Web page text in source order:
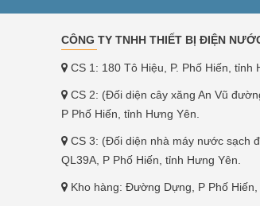
CÔNG TY TNHH THIẾT BỊ ĐIỆN
CS 1: 180 Tô Hiệu, P. Phố Hiến, tỉnh
CS 2: (Đối diện cây xăng An Vũ
P Phố Hiến, tỉnh Hưng Yên.
CS 3: (Đối diện nhà máy nước sạch
QL39A, P Phố Hiến, tỉnh Hưng Yên.
Kho hàng: Đường Dựng, P Phố